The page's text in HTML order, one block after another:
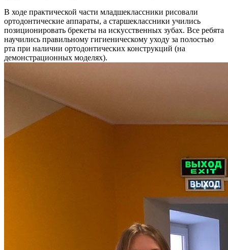
В ходе практической части младшеклассники рисовали
ортодонтические аппараты, а старшеклассники учились
позиционировать брекеты на искусственных зубах. Все ребята
научились правильному гигиеническому уходу за полостью
рта при наличии ортодонтических конструкций (на
демонстрационных моделях).